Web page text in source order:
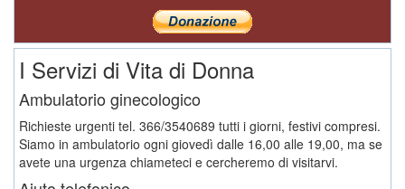
I Servizi di Vita di Donna
Ambulatorio ginecologico
Richieste urgenti tel. 366/3540689 tutti i giorni, festivi compresi.
Siamo in ambulatorio ogni giovedì dalle 16,00 alle 19,00, ma se
avete una urgenza chiameteci e cercheremo di visitarvi.